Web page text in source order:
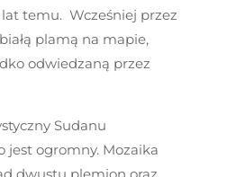
lat temu. Wcześniej przez
plamą na mapie,
odwiedzaną przez
Sudanu
jest ogromny. Mozaika